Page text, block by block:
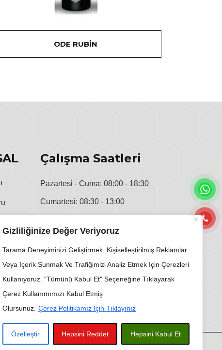
Gizliliğinize Değer Veriyoruz
Tarama Deneyiminizi Geliştirmek, Kişiselleştirilmiş Reklamlar
Veya Içerik Sunmak Ve Trafiğimizi Analiz Etmek Için Çerezleri
Kullanıyoruz. "Tümünü Kabul Et" Seçeneğine Tıklayarak
Çerez Kullanımımızı Kabul Etmiş
Olursunuz. Çerez Politikamız İçin Tıklayınız
Özelleştir Hepsini Reddet Hepsini Kabul Et
ODE RUBİN
Çalışma Saatleri
Pazartesi - Cuma: 08:00 - 18:30
Cumartesi: 08:30 - 13:00